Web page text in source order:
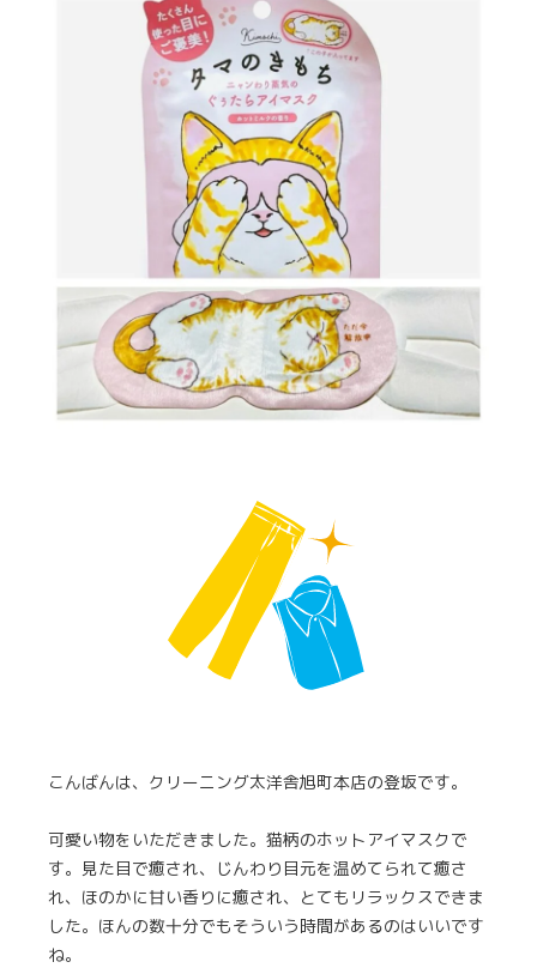
こんばんは、クリーニング太洋舎旭町本店の登坂です。
可愛い物をいただきました。猫柄のホットアイマスクで
す。見た目で癒され、じんわり目元を温めてられて癒さ
れ、ほのかに甘い香りに癒され、とてもリラックスできま
した。ほんの数十分でもそういう時間があるのはいいです
ね。